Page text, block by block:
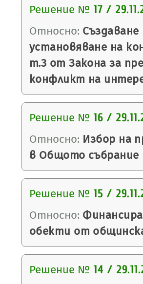
Решение № 17 /
Относно:
установяване на
т.3 от Закона за
конфликт на
Решение № 16 /
Относно: Избор на
в Общото събрание
Решение № 15 /
Относно:
обекти от
Решение № 14 /